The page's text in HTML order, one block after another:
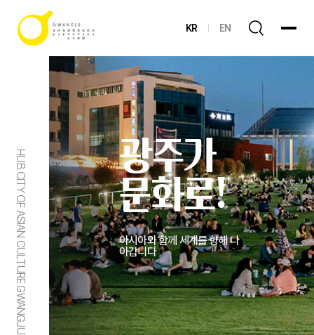
KR EN
HUB CITY OF ASIAN CULTURE GWANGJU
광주가
문화로!
아시아와 함께 세계를 향해 나
아갑니다